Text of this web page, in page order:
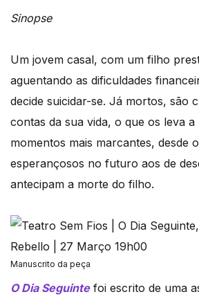
Sinopse
Um jovem casal, com um filho
aguentando as dificuldades
decide suicidar-se. Já mortos, são
contas da sua vida, o que os leva
momentos mais marcantes, desde
esperançosos no futuro aos de
antecipam a morte do filho.
Manuscrito da peça
O Dia Seguintefoi escrito de uma